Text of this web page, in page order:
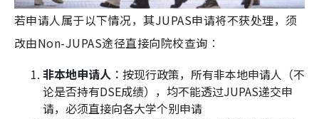
若申请人属于以下情况，其JUPAS申请将不获处理，须
改由Non-JUPAS途径直接向院校查询︰
非本地申请人︰ 按现行政策，所有非本地申请人（不
论是否持有DSE成绩），均不能透过JUPAS递交申
请，必须直接向各大学个别申请